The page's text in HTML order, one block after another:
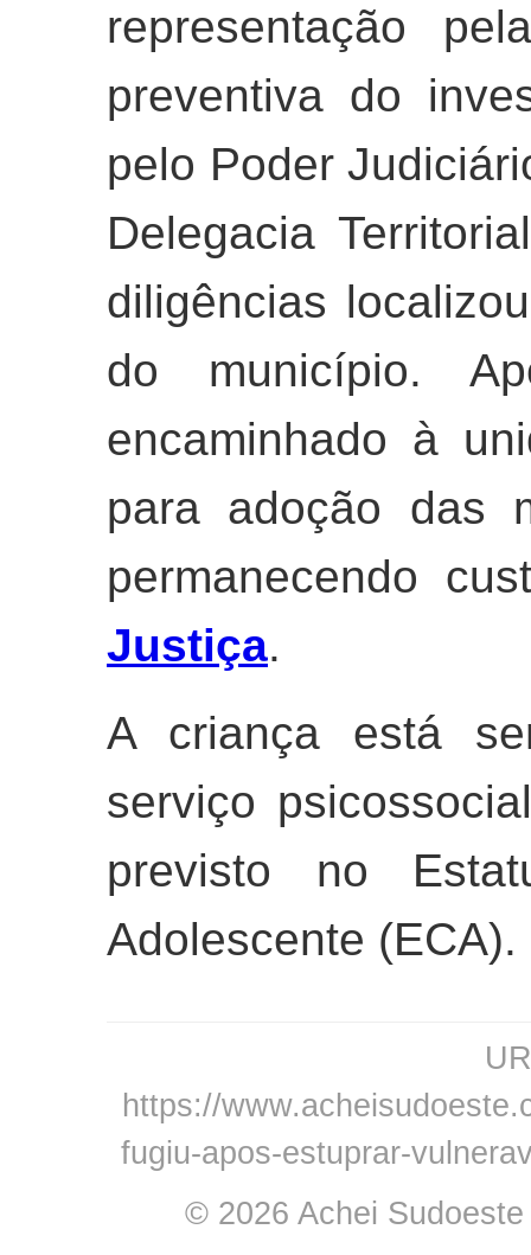
representação
preventiva do
pelo Poder
Delegacia
diligências
do município.
encaminhado à
para adoção das
permanecendo
Justiça.
A criança está
serviço
previsto no
Adolescente (ECA).
https://
fugiu-apos-estuprar-
© 2026 Achei